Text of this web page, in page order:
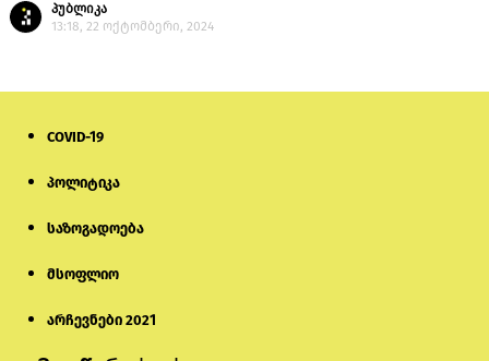
პუბლიკა
13:18, 22 ოქტომბერი, 2024
COVID-19
პოლიტიკა
საზოგადოება
მსოფლიო
არჩევნები 2021